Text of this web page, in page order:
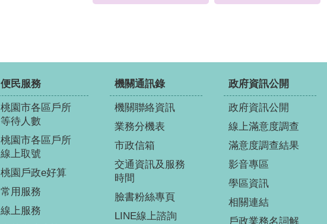
便民服務
桃園市各區戶所
等待人數
桃園市各區戶所
線上取號
桃園戶政e好算
常用服務
線上服務
機關通訊錄
機關聯絡資訊
業務分機表
市政信箱
交通資訊及服務
時間
臉書粉絲專頁
LINE線上諮詢
政府資訊公開
政府資訊公開
線上滿意度調查
滿意度調查結果
影音專區
學區資訊
相關連結
戶政業務名詞解